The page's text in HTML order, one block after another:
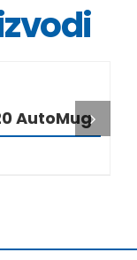
AutoMug